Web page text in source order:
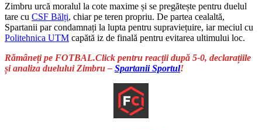
Zimbru urcă moralul la cote maxime și se pregătește pentru duelul
tare cu CSF Bălți, chiar pe teren propriu. De partea cealaltă,
Spartanii par condamnați la lupta pentru supraviețuire, iar meciul cu
Politehnica UTM capătă iz de finală pentru evitarea ultimului loc.
Rămâneți pe FOTBAL.Click pentru reacții după 5-0, declarațiile
și analiza duelului Zimbru – Spartanii Sportul!